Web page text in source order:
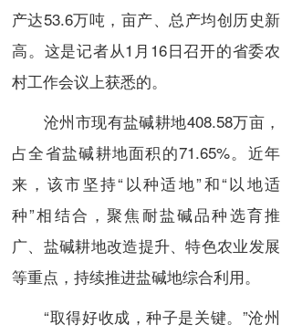
产达53.6万吨，亩产、总产均创历史新
高。这是记者从1月16日召开的省委农
村工作会议上获悉的。
沧州市现有盐碱耕地408.58万亩，
占全省盐碱耕地面积的71.65%。近年
来，该市坚持“以种适地”和“以地适
种”相结合，聚焦耐盐碱品种选育推
广、盐碱耕地改造提升、特色农业发展
等重点，持续推进盐碱地综合利用。
“取得好收成，种子是关键。”沧州